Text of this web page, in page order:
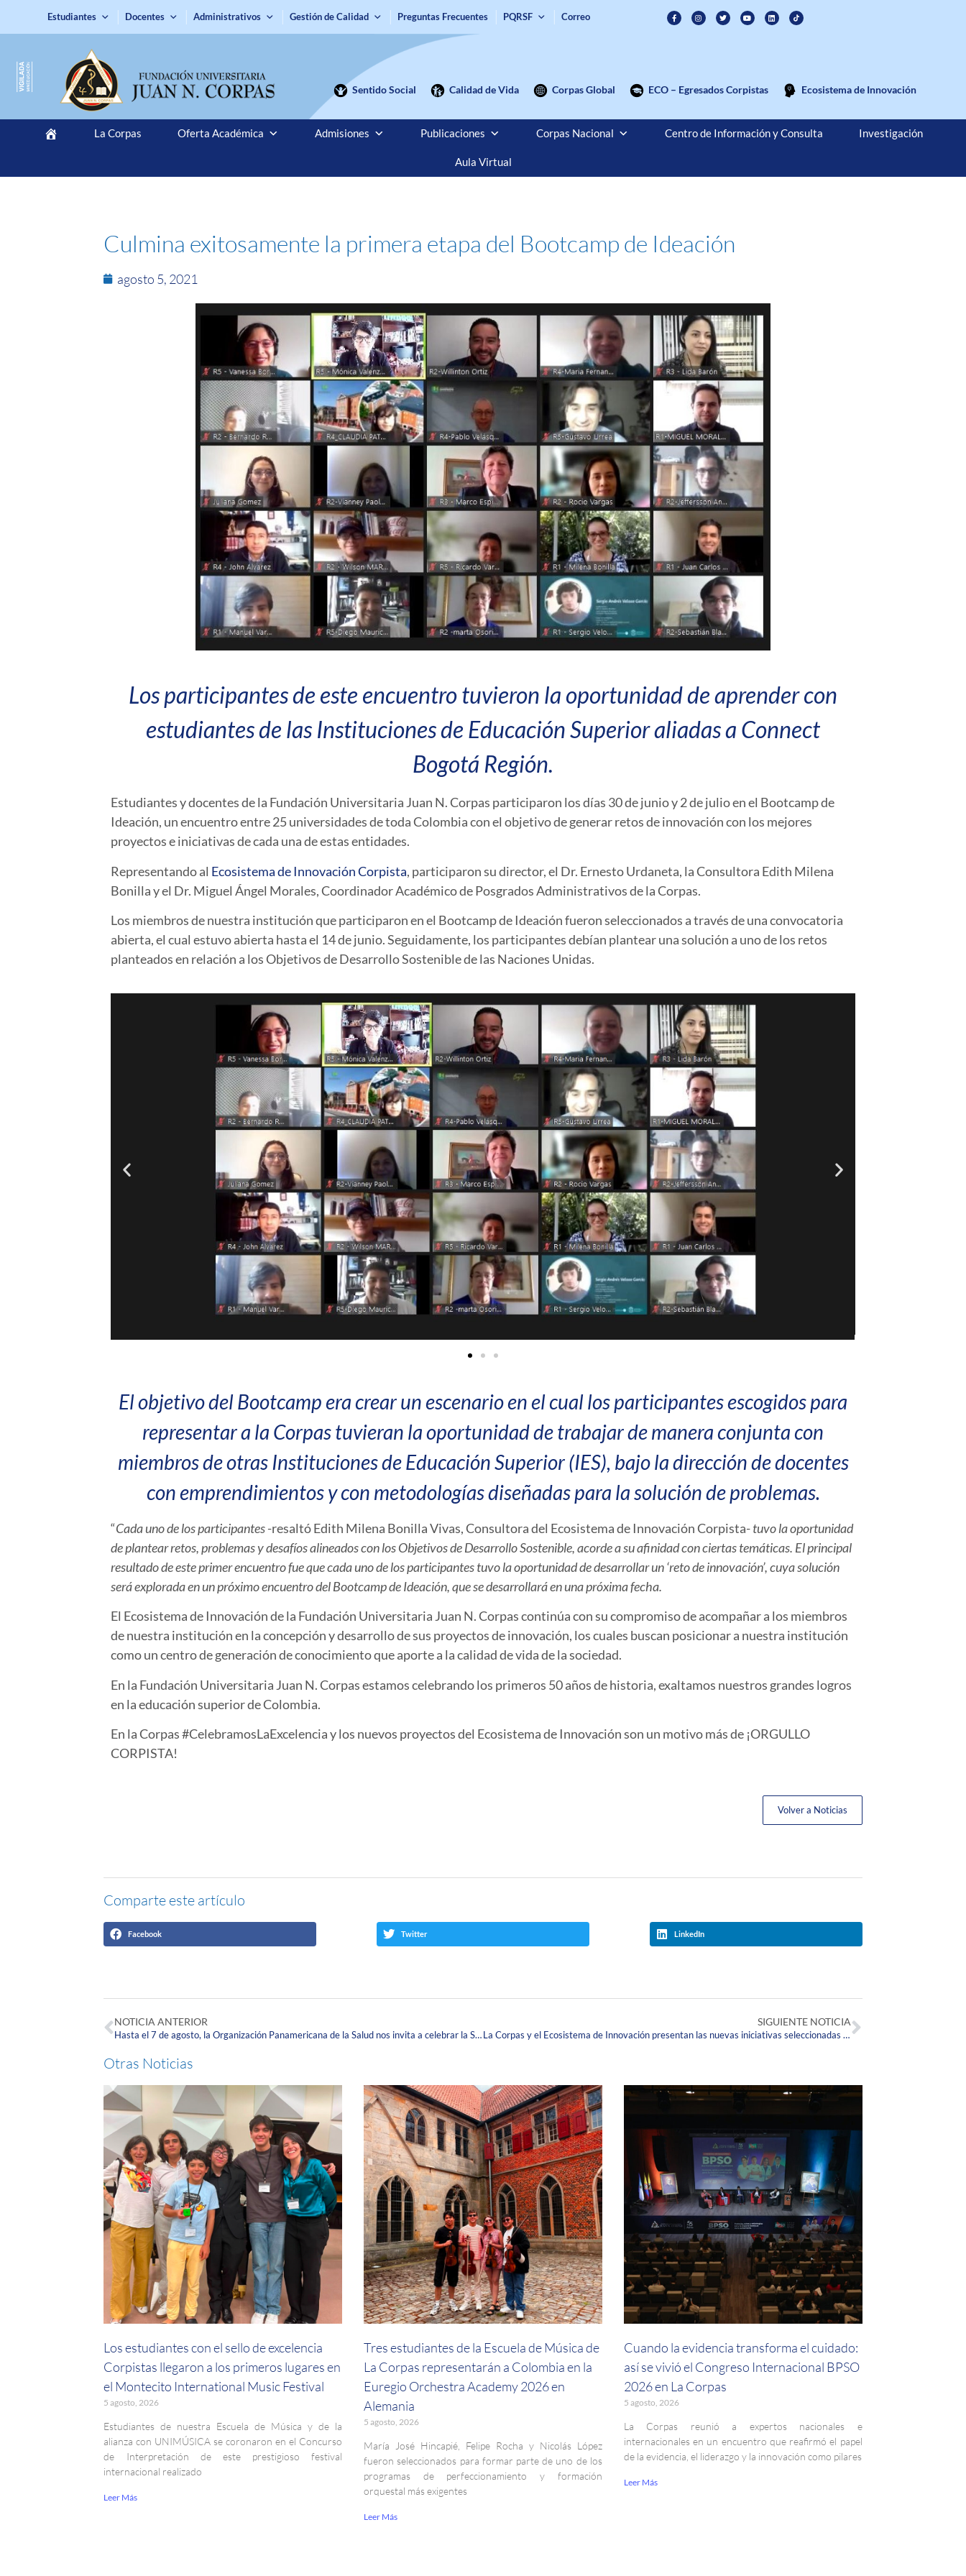
Estudiantes Docentes Administrativos Gestión de Calidad Preguntas Frecuentes PQRSF Correo
Sentido Social Calidad de Vida Corpas Global ECO – Egresados Corpistas Ecosistema de Innovación
La Corpas Oferta Académica Admisiones Publicaciones Corpas Nacional Centro de Información y Consulta Investigación
Aula Virtual
Culmina exitosamente la primera etapa del Bootcamp de Ideación
agosto 5, 2021
Los participantes de este encuentro tuvieron la oportunidad de aprender con
estudiantes de las Instituciones de Educación Superior aliadas a Connect
Bogotá Región.
Estudiantes y docentes de la Fundación Universitaria Juan N. Corpas participaron los días 30 de junio y 2 de julio en el Bootcamp de
Ideación, un encuentro entre 25 universidades de toda Colombia con el objetivo de generar retos de innovación con los mejores
proyectos e iniciativas de cada una de estas entidades.
Representando al Ecosistema de Innovación Corpista, participaron su director, el Dr. Ernesto Urdaneta, la Consultora Edith Milena
Bonilla y el Dr. Miguel Ángel Morales, Coordinador Académico de Posgrados Administrativos de la Corpas.
Los miembros de nuestra institución que participaron en el Bootcamp de Ideación fueron seleccionados a través de una convocatoria
abierta, el cual estuvo abierta hasta el 14 de junio. Seguidamente, los participantes debían plantear una solución a uno de los retos
planteados en relación a los Objetivos de Desarrollo Sostenible de las Naciones Unidas.
El objetivo del Bootcamp era crear un escenario en el cual los participantes escogidos para
representar a la Corpas tuvieran la oportunidad de trabajar de manera conjunta con
miembros de otras Instituciones de Educación Superior (IES), bajo la dirección de docentes
con emprendimientos y con metodologías diseñadas para la solución de problemas.
“Cada uno de los participantes-resaltó Edith Milena Bonilla Vivas, Consultora del Ecosistema de Innovación Corpista-tuvo la oportunidad
de plantear retos, problemas y desafíos alineados con los Objetivos de Desarrollo Sostenible, acorde a su afinidad con ciertas temáticas. El principal
resultado de este primer encuentro fue que cada uno de los participantes tuvo la oportunidad de desarrollar un ‘reto de innovación’, cuya solución
será explorada en un próximo encuentro del Bootcamp de Ideación, que se desarrollará en una próxima fecha.
El Ecosistema de Innovación de la Fundación Universitaria Juan N. Corpas continúa con su compromiso de acompañar a los miembros
de nuestra institución en la concepción y desarrollo de sus proyectos de innovación, los cuales buscan posicionar a nuestra institución
como un centro de generación de conocimiento que aporte a la calidad de vida de la sociedad.
En la Fundación Universitaria Juan N. Corpas estamos celebrando los primeros 50 años de historia, exaltamos nuestros grandes logros
en la educación superior de Colombia.
En la Corpas #CelebramosLaExcelencia y los nuevos proyectos del Ecosistema de Innovación son un motivo más de ¡ORGULLO
CORPISTA!
Volver a Noticias
Comparte este artículo
Facebook Twitter LinkedIn
NOTICIA ANTERIOR
Hasta el 7 de agosto, la Organización Panamericana de la Salud nos invita a celebrar la Semana Mundial de la Lactancia Materna.
SIGUIENTE NOTICIA
La Corpas y el Ecosistema de Innovación presentan las nuevas iniciativas seleccionadas en la Convocatoria de Proyectos
Otras Noticias
Los estudiantes con el sello de excelencia
Corpistas llegaron a los primeros lugares en
el Montecito International Music Festival
5 agosto, 2026
Estudiantes de nuestra Escuela de Música y de la
alianza con UNIMÚSICA se coronaron en el Concurso
de Interpretación de este prestigioso festival
internacional realizado
Leer Más
Tres estudiantes de la Escuela de Música de
La Corpas representarán a Colombia en la
Euregio Orchestra Academy 2026 en
Alemania
5 agosto, 2026
María José Hincapié, Felipe Rocha y Nicolás López
fueron seleccionados para formar parte de uno de los
programas de perfeccionamiento y formación
orquestal más exigentes
Leer Más
Cuando la evidencia transforma el cuidado:
así se vivió el Congreso Internacional BPSO
2026 en La Corpas
5 agosto, 2026
La Corpas reunió a expertos nacionales e
internacionales en un encuentro que reafirmó el papel
de la evidencia, el liderazgo y la innovación como pilares
Leer Más